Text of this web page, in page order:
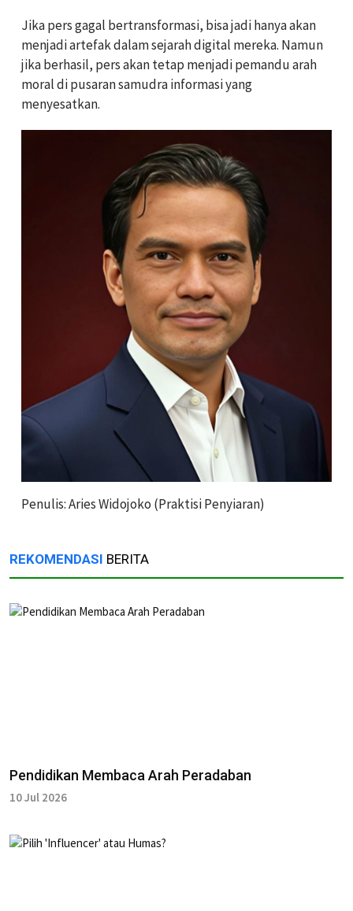
Jika pers gagal bertransformasi, bisa jadi hanya akan
menjadi artefak dalam sejarah digital mereka. Namun
jika berhasil, pers akan tetap menjadi pemandu arah
moral di pusaran samudra informasi yang
menyesatkan.
Penulis: Aries Widojoko (Praktisi Penyiaran)
REKOMENDASI BERITA
Pendidikan Membaca Arah Peradaban
10 Jul 2026